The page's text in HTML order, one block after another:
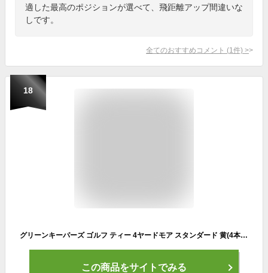
適した最高のポジションが選べて、飛距離アップ間違いな
しです。
全てのおすすめコメント (1 件) >
18
グリーンキーパーズ ゴルフ ティー 4ヤードモア スタンダード 黄(4本入り)
この商品をサイトでみる